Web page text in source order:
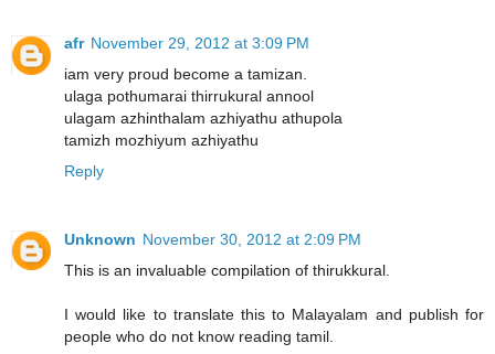
afr November 29, 2012 at 3:09 PM
iam very proud become a tamizan.
ulaga pothumarai thirrukural annool
ulagam azhinthalam azhiyathu athupola
tamizh mozhiyum azhiyathu
Reply
Unknown November 30, 2012 at 2:09 PM
This is an invaluable compilation of thirukkural.
I would like to translate this to Malayalam and publish for
people who do not know reading tamil.